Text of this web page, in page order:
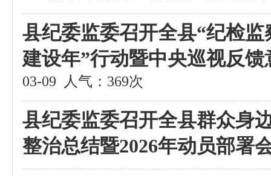
县纪委监委召开全县“纪检
建设年”行动暨中央巡视反
03-09 人气：369次
县纪委监委召开全县群众身
整治总结暨2026年动员部署